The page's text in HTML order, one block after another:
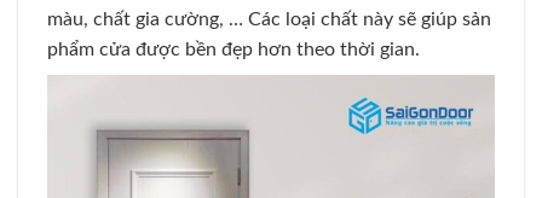
màu, chất gia cường, … Các loại chất này sẽ giúp sản
phẩm cửa được bền đẹp hơn theo thời gian.